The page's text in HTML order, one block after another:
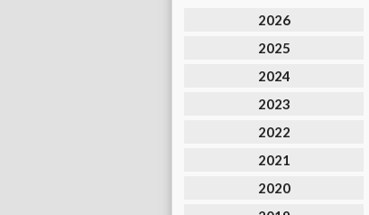
2026
2025
2024
2023
2022
2021
2020